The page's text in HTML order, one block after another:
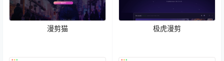
漫剪猫 极虎漫剪